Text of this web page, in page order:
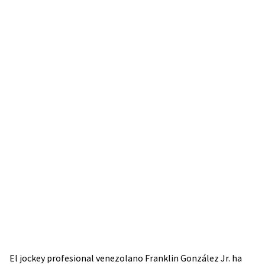
El jockey profesional venezolano Franklin González Jr. ha